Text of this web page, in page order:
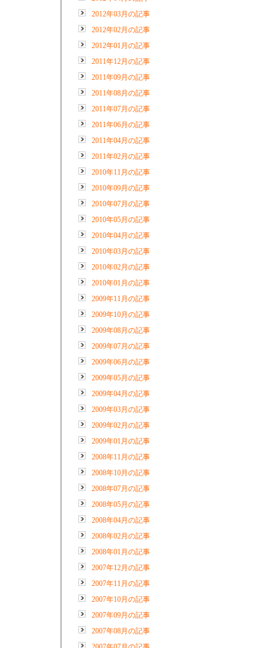
2012年03月の記事
2012年02月の記事
2012年01月の記事
2011年12月の記事
2011年09月の記事
2011年08月の記事
2011年07月の記事
2011年06月の記事
2011年04月の記事
2011年02月の記事
2010年11月の記事
2010年09月の記事
2010年07月の記事
2010年05月の記事
2010年04月の記事
2010年03月の記事
2010年02月の記事
2010年01月の記事
2009年11月の記事
2009年10月の記事
2009年08月の記事
2009年07月の記事
2009年06月の記事
2009年05月の記事
2009年04月の記事
2009年03月の記事
2009年02月の記事
2009年01月の記事
2008年11月の記事
2008年10月の記事
2008年07月の記事
2008年05月の記事
2008年04月の記事
2008年02月の記事
2008年01月の記事
2007年12月の記事
2007年11月の記事
2007年10月の記事
2007年09月の記事
2007年08月の記事